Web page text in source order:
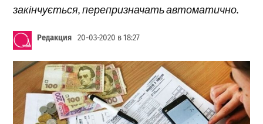
закінчується, перепризначать автоматично.
Редакция 20-03-2020 в 18:27